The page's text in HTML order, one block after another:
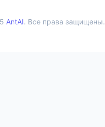
AntAI. Все права защищены.